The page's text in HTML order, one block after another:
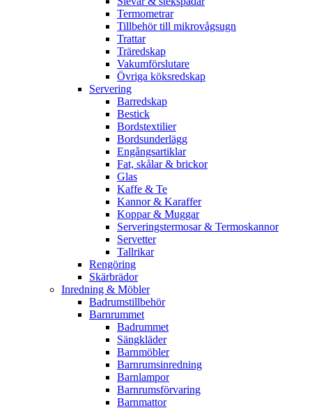
Termometrar
Tillbehör till mikrovågsugn
Trattar
Träredskap
Vakumförslutare
Övriga köksredskap
Servering
Barredskap
Bestick
Bordstextilier
Bordsunderlägg
Engångsartiklar
Fat, skålar & brickor
Glas
Kaffe & Te
Kannor & Karaffer
Koppar & Muggar
Serveringstermosar & Termoskannor
Servetter
Tallrikar
Rengöring
Skärbrädor
Inredning & Möbler
Badrumstillbehör
Barnrummet
Badrummet
Sängkläder
Barnmöbler
Barnrumsinredning
Barnlampor
Barnrumsförvaring
Barnmattor